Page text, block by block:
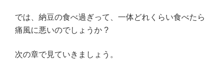
では、納豆の食べ過ぎって、一体どれくらい食べたら
痛風に悪いのでしょうか ?
次の章で見ていきましょう。